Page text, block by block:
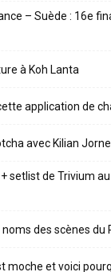
– Suède : 16e
à Koh Lanta
application de
avec Kilian
setlist de Trivium
des scènes du
moche et voici